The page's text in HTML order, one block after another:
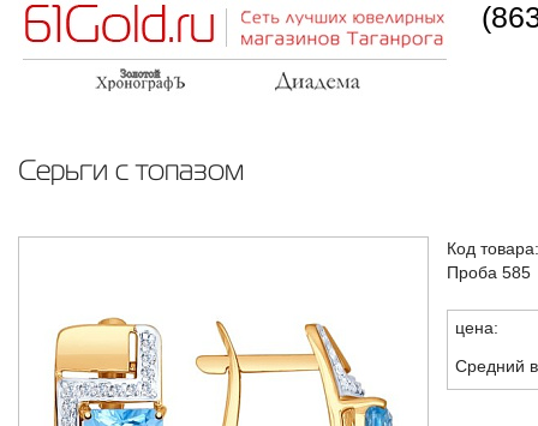
Серьги с топазом
Код
Проба 585
цена:
Средний